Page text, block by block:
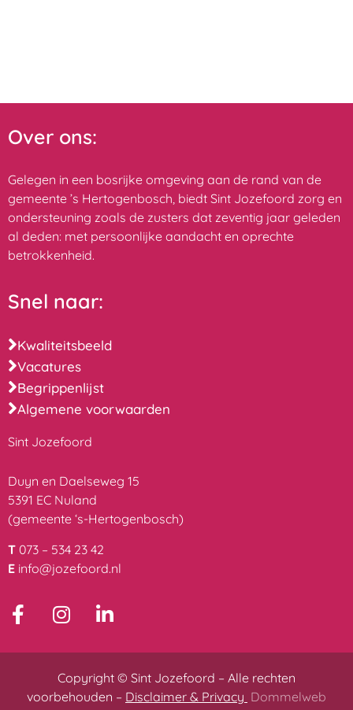
Over ons:
Gelegen in een bosrijke omgeving aan de rand van de
gemeente ’s Hertogenbosch, biedt Sint Jozefoord zorg en
ondersteuning zoals de zusters dat zeventig jaar geleden
al deden: met persoonlijke aandacht en oprechte
betrokkenheid.
Snel naar:
Kwaliteitsbeeld
Vacatures
Begrippenlijst
Algemene voorwaarden
Sint Jozefoord
Duyn en Daelseweg 15
5391 EC Nuland
(gemeente ‘s-Hertogenbosch)
T 073 – 534 23 42
E info@jozefoord.nl
Copyright © Sint Jozefoord – Alle rechten
voorbehouden – Disclaimer & Privacy Dommelweb